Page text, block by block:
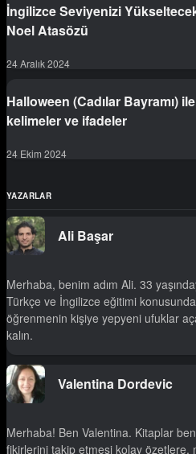
İngilizce Seviyenizi
Noel Atasözü
24 Aralık 2024
Halloween (Cadılar Bayramı)
kelimeler ve ifadeler
24 Ekim 2024
YAZARLAR
Ali Başar
Merhaba, benim adım Ali. 33
Türkçe ve İngilizce eğitimi
öğrenmenin kişiye yepyeni ufuklar
kalın.
Valentina Dordevic
Merhaba! Ben Valentina. Kitaplar
fikirlerini takip etmesi kolay özetlere,